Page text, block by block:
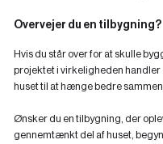
Overvejer du en tilbygning?
Hvis du står over for at skulle
projektet i virkeligheden handler
huset til at hænge bedre sammen.
Ønsker du en tilbygning, der
gennemtænkt del af huset,